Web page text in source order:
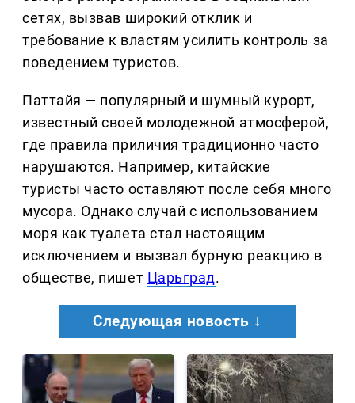
сетях, вызвав широкий отклик и
требование к властям усилить контроль за
поведением туристов.
Паттайя — популярный и шумный курорт,
известный своей молодежной атмосферой,
где правила приличия традиционно часто
нарушаются. Например, китайские
туристы часто оставляют после себя много
мусора. Однако случай с использованием
моря как туалета стал настоящим
исключением и вызвал бурную реакцию в
обществе, пишет Царьград.
Следующая новость ↓